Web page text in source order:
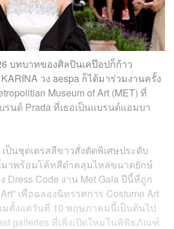
บทบาทของศิลปินเคป๊อปก็ก้าว
วง aespa ก็ได้มาร่วมงานครั้ง
Museum of Art (MET) ที่
นด์ Prada ที่เธอเป็นแบรนด์แอมบา
ป็นชุดเดรสสีขาวสั่งตัดพิเศษประดับ
าพร้อมโค้ทสีดำคลุมไหล่ขนาดยักษ์
Dress Code งาน Met Gala ปีนี้ที่ถูก
เพื่อฉลองนิทรรศการ Costume Art
มตั้งแต่วันที่ 10 พฤษภาคมนี้เป็นต้นไป
galleries ที่เพิ่งเปิดใหม่ในพิพิธภัณฑ์